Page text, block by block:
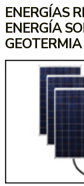
ENERGÍAS
ENERGÍA
GEOTERMIA